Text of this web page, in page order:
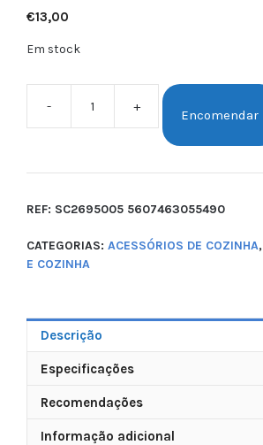
€13,00
Em stock
- +
Encomendar
REF: SC2695005 5607463055490
CATEGORIAS: ACESSÓRIOS DE COZINHA,
E COZINHA
Descrição
Especificações
Recomendações
Informação adicional